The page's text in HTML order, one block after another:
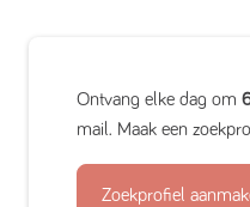
Ontvang elke dag om
mail. Maak een
Zoekprofiel